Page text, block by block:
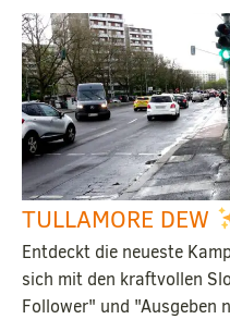
TULLAMORE DEW
Entdeckt die neueste
sich mit den kraftvollen
Follower" und "Ausgeben